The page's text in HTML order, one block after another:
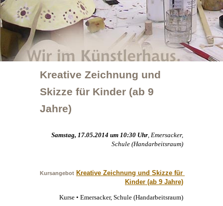
Kreative Zeichnung und
Skizze für Kinder (ab 9
Jahre)
Samstag, 17.05.2014 um 10:30 Uhr , Emersacker,
Schule (Handarbeitsraum)
Kursangebot Kreative Zeichnung und Skizze für
Kinder (ab 9 Jahre)
Kurse • Emersacker, Schule (Handarbeitsraum)